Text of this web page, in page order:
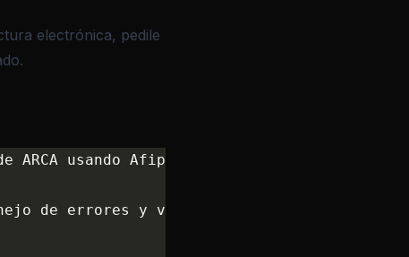
electrónica, pedile
usando Afip SDK API.
de errores y visualización del resultado.